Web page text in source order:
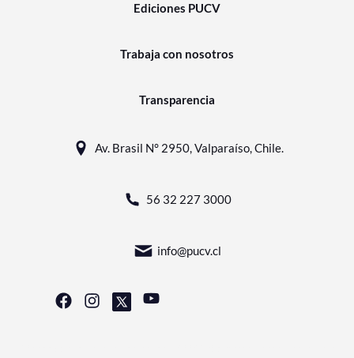
Ediciones PUCV
Trabaja con nosotros
Transparencia
Av. Brasil N° 2950, Valparaíso, Chile.
56 32 227 3000
info@pucv.cl